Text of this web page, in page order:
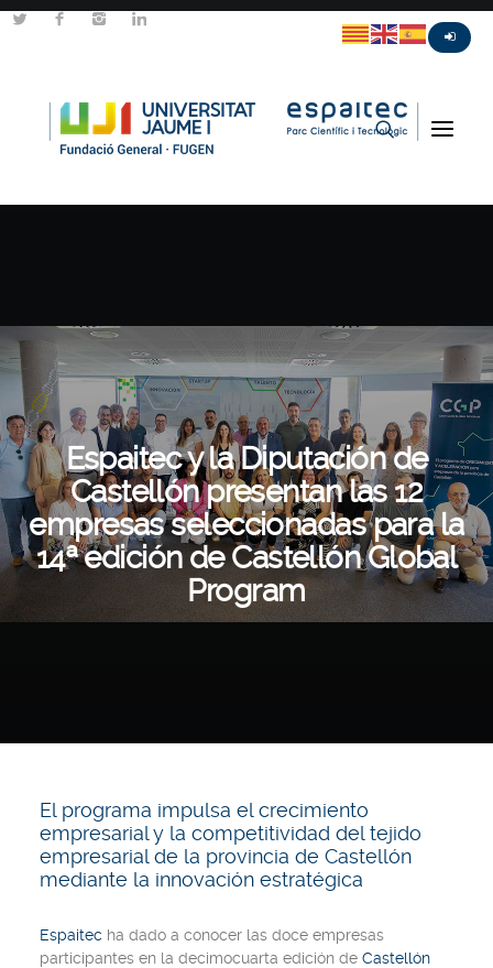
Espaitec y la Diputación de
Castellón presentan las 12
empresas seleccionadas para la
14ª edición de Castellón Global
Program
El programa impulsa el crecimiento
empresarial y la competitividad del tejido
empresarial de la provincia de Castellón
mediante la innovación estratégica
Espaitec ha dado a conocer las doce empresas
participantes en la decimocuarta edición de Castellón